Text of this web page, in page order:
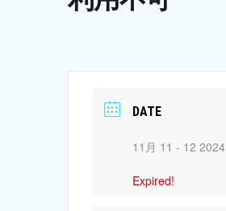
DATE
11月 11 - 12 2024
Expired!